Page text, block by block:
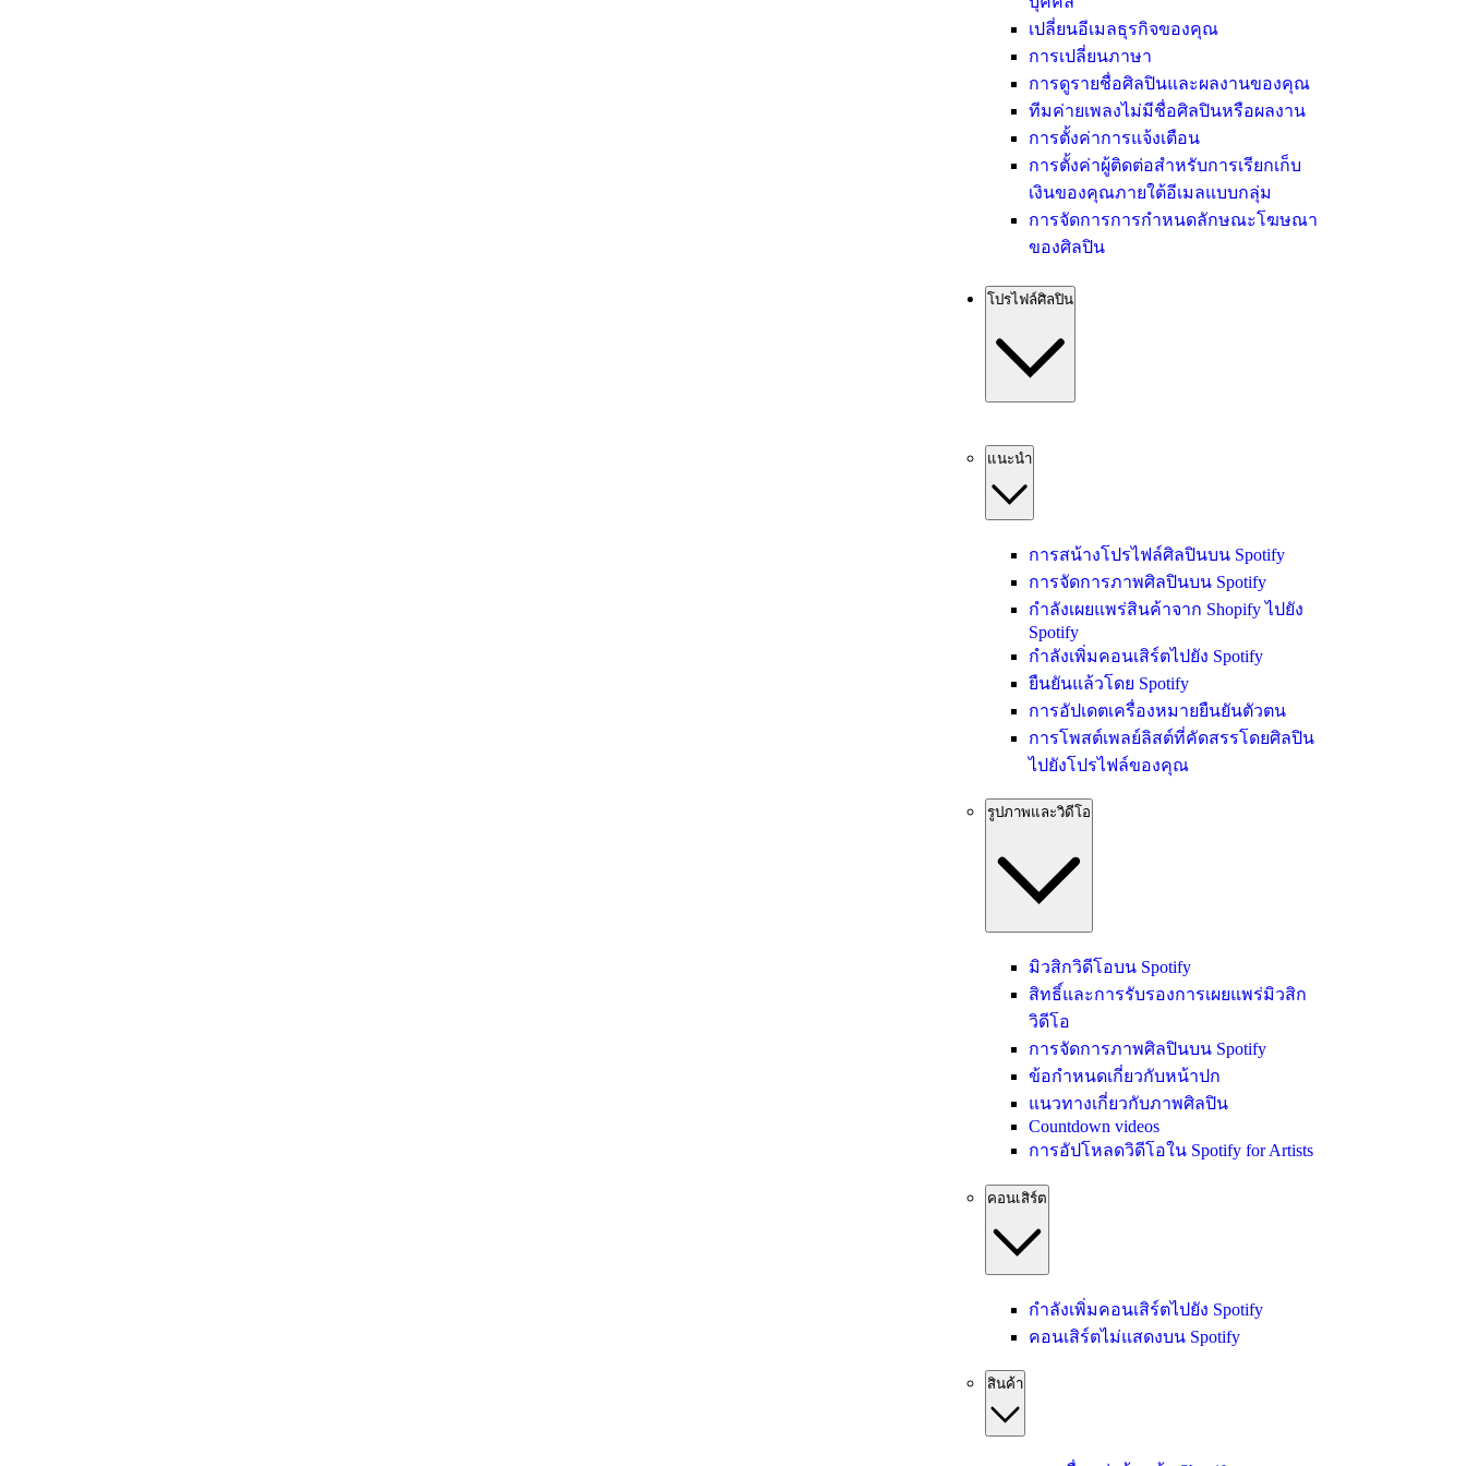
เปลี่ยนอีเมลธุรกิจของคุณ
การเปลี่ยนภาษา
การดูรายชื่อศิลปินและผลงานของคุณ
ทีมค่ายเพลงไม่มีชื่อศิลปินหรือผลงาน
การตั้งค่าการแจ้งเตือน
การตั้งค่าผู้ติดต่อสำหรับการเรียกเก็บ
เงินของคุณภายใต้อีเมลแบบกลุ่ม
การจัดการการกำหนดลักษณะโฆษณา
ของศิลปิน
โปรไฟล์ศิลปิน
แนะนำ
การสน้างโปรไฟล์ศิลปินบน Spotify
การจัดการภาพศิลปินบน Spotify
กำลังเผยแพร่สินค้าจาก Shopify ไปยัง
Spotify
กำลังเพิ่มคอนเสิร์ตไปยัง Spotify
ยืนยันแล้วโดย Spotify
การอัปเดตเครื่องหมายยืนยันตัวตน
การโพสต์เพลย์ลิสต์ที่คัดสรรโดยศิลปิน
ไปยังโปรไฟล์ของคุณ
รูปภาพและวิดีโอ
มิวสิกวิดีโอบน Spotify
สิทธิ์และการรับรองการเผยแพร่มิวสิก
วิดีโอ
การจัดการภาพศิลปินบน Spotify
ข้อกำหนดเกี่ยวกับหน้าปก
แนวทางเกี่ยวกับภาพศิลปิน
Countdown videos
การอัปโหลดวิดีโอใน Spotify for Artists
คอนเสิร์ต
กำลังเพิ่มคอนเสิร์ตไปยัง Spotify
คอนเสิร์ตไม่แสดงบน Spotify
สินค้า